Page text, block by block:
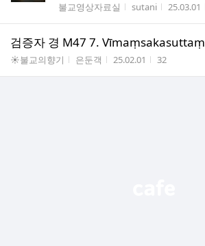
게시판명
불교영상자료실 작성자
sutani 작성시간
25.03.01
검증자 경 M47 7. Vīmaṃsakasuttaṃ
게시판명
☀불교의향기 작성자
은둔객 작성시간
25.02.01 조회수
32